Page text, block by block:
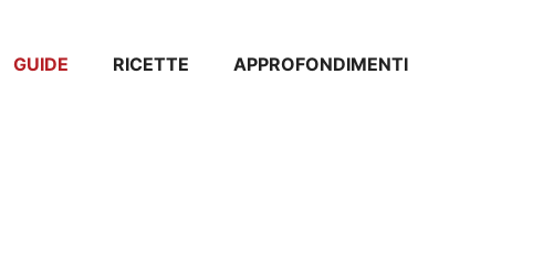
GUIDE RICETTE APPROFONDIMENTI